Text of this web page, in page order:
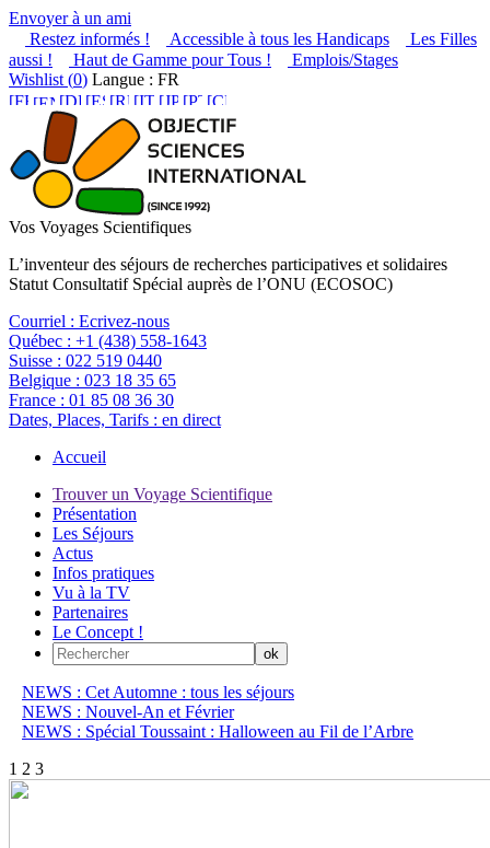
Envoyer à un ami
Restez informés !
Accessible à tous les Handicaps
Les Filles
aussi !
Haut de Gamme pour Tous !
Emplois/Stages
Wishlist (0) Langue : FR
Vos Voyages Scientifiques
L’inventeur des séjours de recherches participatives et solidaires
Statut Consultatif Spécial auprès de l’ONU (ECOSOC)
Courriel : Ecrivez-nous
Québec : +1 (438) 558-1643
Suisse : 022 519 0440
Belgique : 023 18 35 65
France : 01 85 08 36 30
Dates, Places, Tarifs : en direct
Accueil
Trouver un Voyage Scientifique
Présentation
Les Séjours
Actus
Infos pratiques
Vu à la TV
Partenaires
Le Concept !
NEWS : Cet Automne : tous les séjours
NEWS : Nouvel-An et Février
NEWS : Spécial Toussaint : Halloween au Fil de l’Arbre
1 2 3